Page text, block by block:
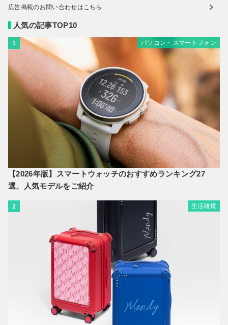
広告掲載のお問い合わせはこちら
人気の記事TOP10
1 パソコン・スマートフォン
【2026年版】スマートウォッチのおすすめランキング27
選。人気モデルをご紹介
2 生活雑貨